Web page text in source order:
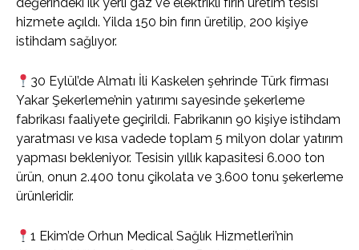
hizmete açıldı. Yilda 150 bin fırın üretilip, 200 kişiye
istihdam sağlıyor.
30 Eylül’de Almatı İli Kaskelen şehrinde Türk firması
Yakar Şekerleme’nin yatırımı sayesinde şekerleme
fabrikası faaliyete geçirildi. Fabrikanın 90 kişiye istihdam
yaratması ve kısa vadede toplam 5 milyon dolar yatırım
yapması bekleniyor. Tesisin yıllık kapasitesi 6.000 ton
ürün, onun 2.400 tonu çikolata ve 3.600 tonu şekerleme
ürünleridir.
1 Ekim’de Orhun Medical Sağlık Hizmetleri’nin